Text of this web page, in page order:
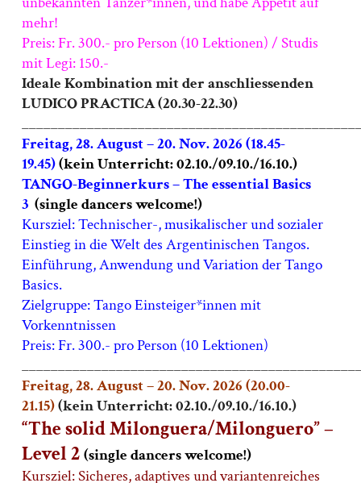
mehr!
Preis: Fr. 300.- pro Person (10 Lektionen) / Studis
mit Legi: 150.-
Ideale Kombination mit der anschliessenden
LUDICO PRACTICA (20.30-22.30)
Freitag, 28. August – 20. Nov. 2026 (18.45-
19.45)(kein Unterricht: 02.10./09.10./16.10.)
TANGO-Beginnerkurs –The essential Basics
3 (single dancers welcome!)
Kursziel: Technischer-, musikalischer und sozialer
Einstieg in die Welt des Argentinischen Tangos.
Einführung, Anwendung und Variation der Tango
Basics.
Zielgruppe: Tango Einsteiger*innen mit
Vorkenntnissen
Preis: Fr. 300.- pro Person (10 Lektionen)
Freitag, 28. August – 20. Nov. 2026 (20.00-
21.15)(kein Unterricht: 02.10./09.10./16.10.)
“The solid Milonguera/Milonguero” –
Level 2 (single dancers welcome!)
Kursziel: Sicheres, adaptives und variantenreiches